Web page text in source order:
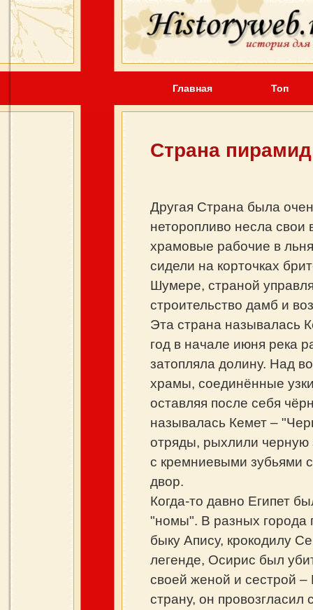
Главная Топ
Страна пирамид
Другая Страна была
неторопливо несла
храмовые рабочие в
сидели на корточках
Шумере, страной
строительство дамб и
Эта страна называлась
год в начале июня река
затопляла долину. Над
храмы, соединённые
оставляя после себя
называлась Кемет –
отряды, рыхлили
с кремниевыми зубьями
двор.
Когда-то давно Египет
"номы". В разных города
быку Апису, крокодилу
легенде, Осирис был
своей женой и сестрой
страну, он